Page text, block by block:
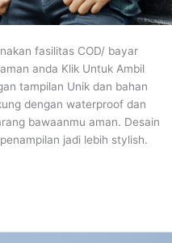
fasilitas COD/ bayar
anda Klik Untuk Ambil
tampilan Unik dan bahan
dengan waterproof dan
bawaanmu aman. Desain
jadi lebih stylish.